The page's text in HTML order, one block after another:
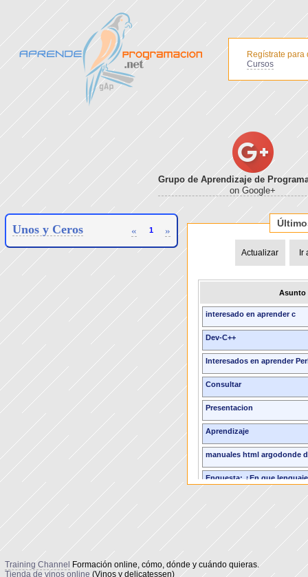
Regístrate
Cursos
Grupo de Aprendizaje de
on Google+
Unos y Ceros « »
Actualizar Ir
Asunto
interesado en aprender c
Dev-C++
Interesados en aprender
Consultar
Presentacion
Aprendizaje
manuales html argodonde
Enquesta: ¿En que
interesados?
informacion
Frameworks PHP
mas cursos de euphoria
Training Channel
Formación online, cómo, dónde y cuándo quieras.
Tienda de vinos online(Vinos y delicatessen)